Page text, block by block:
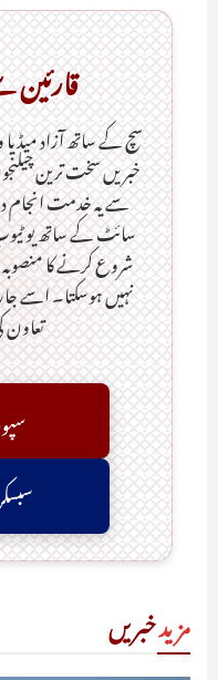
سچ کے ساتھ آزاد
خبریں سخت ترین
سے یہ خدمت
سائٹ کے ساتھ یو
شروع کرنے کا
نہیں ہوسکتا۔ اسے
مزیدخبریں